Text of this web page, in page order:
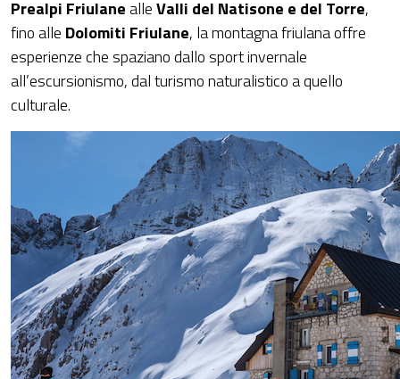
Prealpi FriulanealleValli del Natisone e del Torre,
fino alle Dolomiti Friulane, la montagna friulana offre
esperienze che spaziano dallo sport invernale
all’escursionismo, dal turismo naturalistico a quello
culturale.